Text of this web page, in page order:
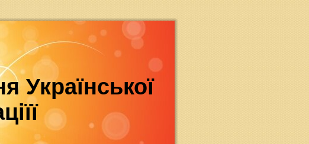
Української